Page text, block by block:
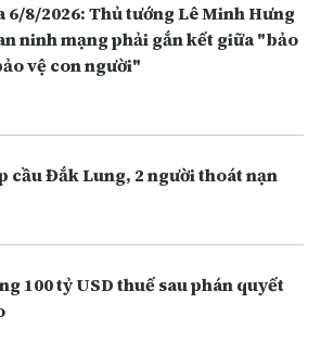
Lê Minh Hưng
ninh mạng phải gắn kết giữa "bảo
vệ con người"
cầu Đắk Lung, 2 người thoát nạn
100 tỷ USD thuế sau phán quyết